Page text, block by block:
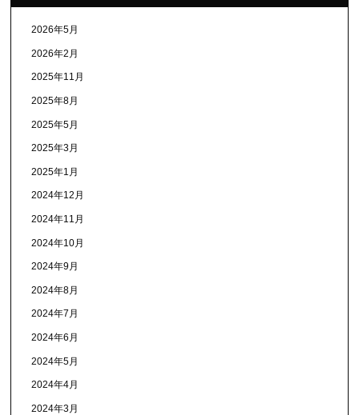
2026年5月
2026年2月
2025年11月
2025年8月
2025年5月
2025年3月
2025年1月
2024年12月
2024年11月
2024年10月
2024年9月
2024年8月
2024年7月
2024年6月
2024年5月
2024年4月
2024年3月